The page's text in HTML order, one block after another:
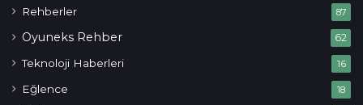
Rehberler 87
Oyuneks Rehber 62
Teknoloji Haberleri 16
Eğlence 18